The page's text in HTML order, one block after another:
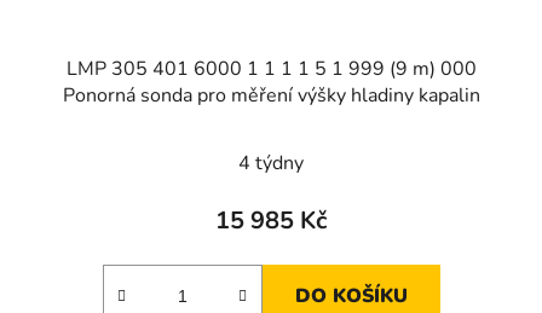
LMP 305 401 6000 1 1 1 1 5 1 999 (9 m) 000
Ponorná sonda pro měření výšky hladiny kapalin
4 týdny
15 985 Kč
DO KOŠÍKU